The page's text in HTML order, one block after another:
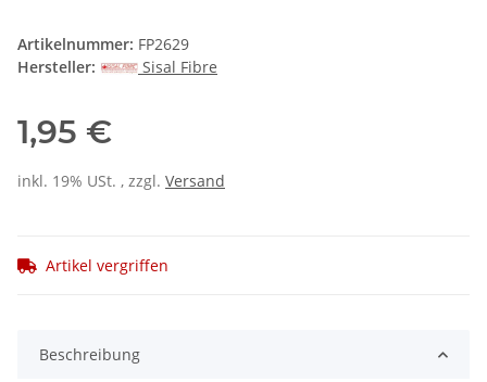
Artikelnummer: FP2629
Hersteller:
Sisal Fibre
1,95 €
inkl. 19% USt. , zzgl. Versand
Artikel vergriffen
Beschreibung